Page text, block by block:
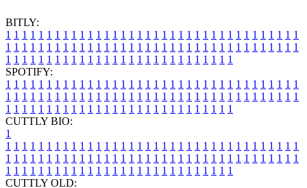
BITLY:
1 1 1 1 1 1 1 1 1 1 1 1 1 1 1 1 1 1 1 1 1 1 1 1 1 1 1 1 1 1 1 1 1 1 1 1
1 1 1 1 1 1 1 1 1 1 1 1 1 1 1 1 1 1 1 1 1 1 1 1 1 1 1 1 1 1 1 1 1 1 1 1
1 1 1 1 1 1 1 1 1 1 1 1 1 1 1 1 1 1 1 1 1 1 1 1 1 1 1 1
SPOTIFY:
1 1 1 1 1 1 1 1 1 1 1 1 1 1 1 1 1 1 1 1 1 1 1 1 1 1 1 1 1 1 1 1 1 1 1 1
1 1 1 1 1 1 1 1 1 1 1 1 1 1 1 1 1 1 1 1 1 1 1 1 1 1 1 1 1 1 1 1 1 1 1 1
1 1 1 1 1 1 1 1 1 1 1 1 1 1 1 1 1 1 1 1 1 1 1 1 1 1 1 1
CUTTLY BIO:
1
1 1 1 1 1 1 1 1 1 1 1 1 1 1 1 1 1 1 1 1 1 1 1 1 1 1 1 1 1 1 1 1 1 1 1 1
1 1 1 1 1 1 1 1 1 1 1 1 1 1 1 1 1 1 1 1 1 1 1 1 1 1 1 1 1 1 1 1 1 1 1 1
1 1 1 1 1 1 1 1 1 1 1 1 1 1 1 1 1 1 1 1 1 1 1 1 1 1 1 1
CUTTLY OLD: